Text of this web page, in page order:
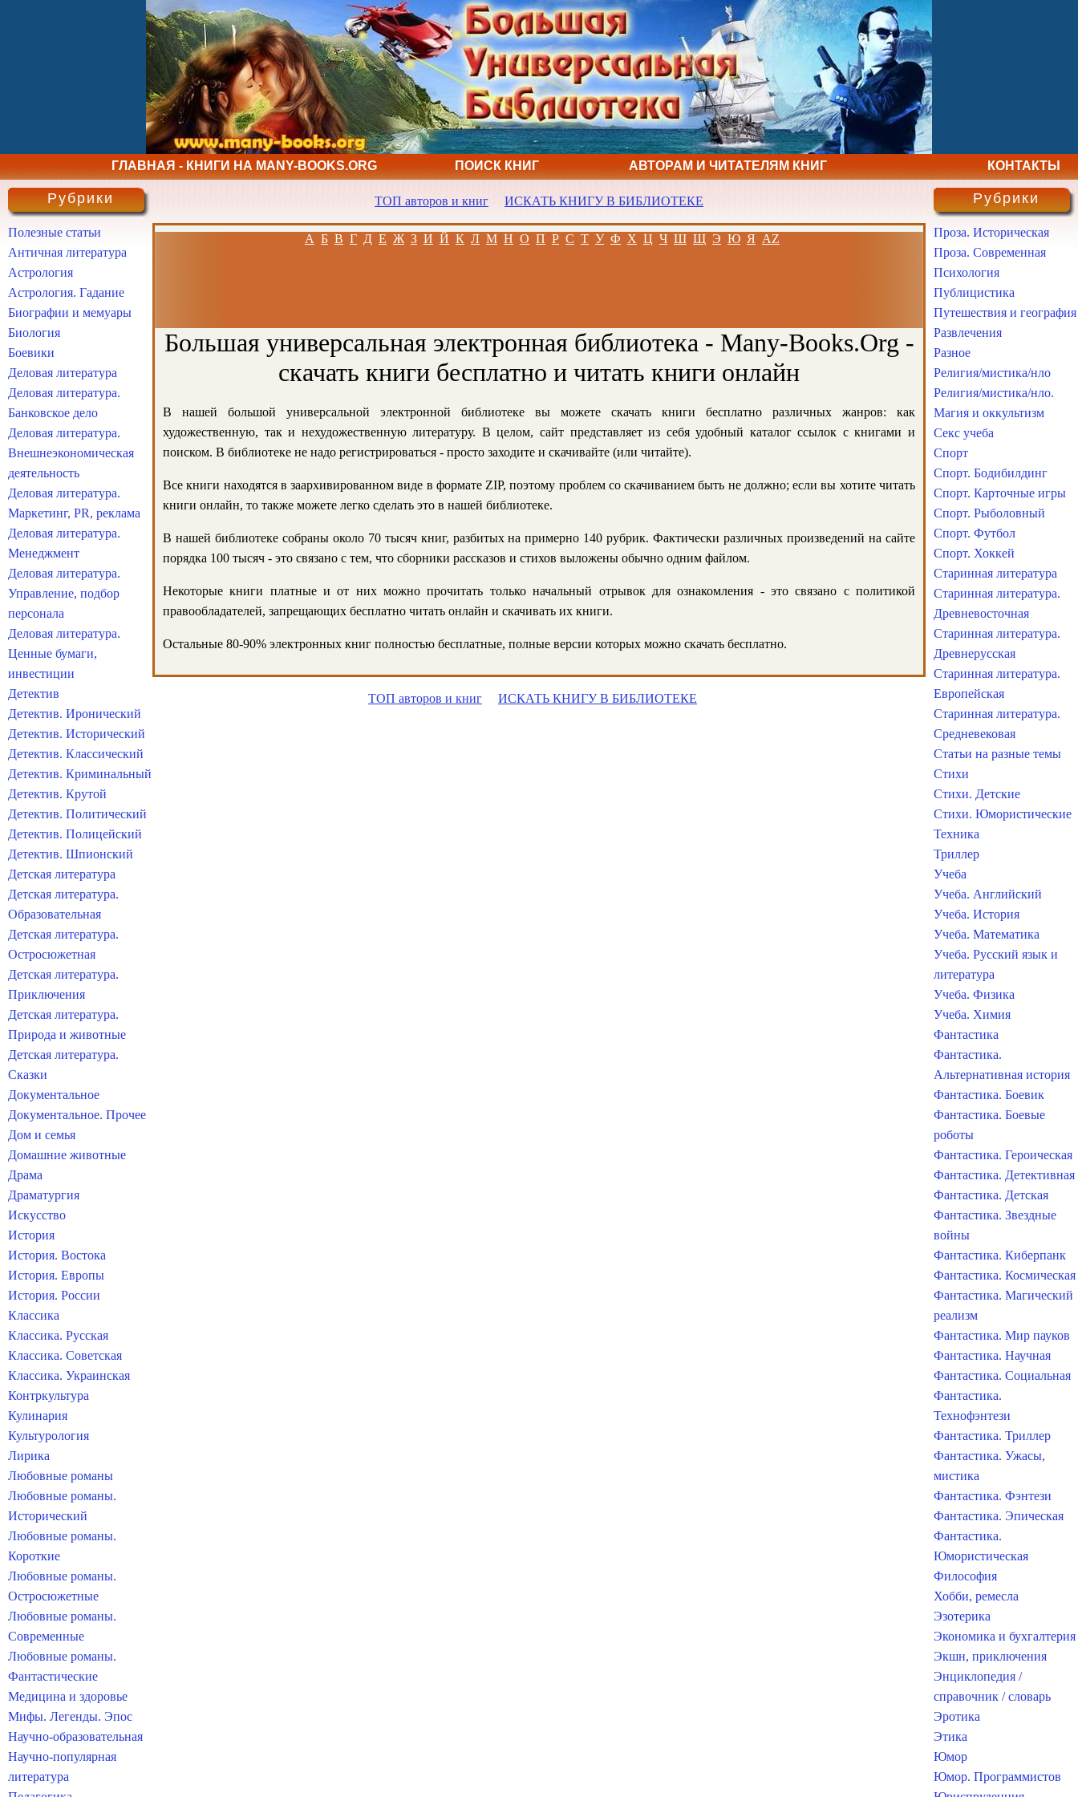
ГЛАВНАЯ - КНИГИ НА MANY-BOOKS.ORG ПОИСК КНИГ АВТОРАМ И ЧИТАТЕЛЯМ КНИГ КОНТАКТЫ
ТОП авторов и книг ИСКАТЬ КНИГУ В БИБЛИОТЕКЕ
А Б В Г Д Е Ж З И Й К Л М Н О П Р С Т У Ф Х Ц Ч Ш Щ Э Ю Я AZ
Большая универсальная электронная библиотека - Many-Books.Org -
скачать книги бесплатно и читать книги онлайн
В нашей большой универсальной электронной библиотеке вы можете скачать книги бесплатно различных жанров: как
художественную, так и нехудожественную литературу. В целом, сайт представляет из себя удобный каталог ссылок с книгами и
поиском. В библиотеке не надо регистрироваться - просто заходите и скачивайте (или читайте).
Все книги находятся в заархивированном виде в формате ZIP, поэтому проблем со скачиванием быть не должно; если вы хотите читать
книги онлайн, то также можете легко сделать это в нашей библиотеке.
В нашей библиотеке собраны около 70 тысяч книг, разбитых на примерно 140 рубрик. Фактически различных произведений на сайте
порядка 100 тысяч - это связано с тем, что сборники рассказов и стихов выложены обычно одним файлом.
Некоторые книги платные и от них можно прочитать только начальный отрывок для ознакомления - это связано с политикой
правообладателей, запрещающих бесплатно читать онлайн и скачивать их книги.
Остальные 80-90% электронных книг полностью бесплатные, полные версии которых можно скачать бесплатно.
ТОП авторов и книг ИСКАТЬ КНИГУ В БИБЛИОТЕКЕ
Рубрики
Полезные статьи
Античная литература
Астрология
Астрология. Гадание
Биографии и мемуары
Биология
Боевики
Деловая литература
Деловая литература.
Банковское дело
Деловая литература.
Внешнеэкономическая
деятельность
Деловая литература.
Маркетинг, PR, реклама
Деловая литература.
Менеджмент
Деловая литература.
Управление, подбор
персонала
Деловая литература.
Ценные бумаги,
инвестиции
Детектив
Детектив. Иронический
Детектив. Исторический
Детектив. Классический
Детектив. Криминальный
Детектив. Крутой
Детектив. Политический
Детектив. Полицейский
Детектив. Шпионский
Детская литература
Детская литература.
Образовательная
Детская литература.
Остросюжетная
Детская литература.
Приключения
Детская литература.
Природа и животные
Детская литература.
Сказки
Документальное
Документальное. Прочее
Дом и семья
Домашние животные
Драма
Драматургия
Искусство
История
История. Востока
История. Европы
История. России
Классика
Классика. Русская
Классика. Советская
Классика. Украинская
Контркультура
Кулинария
Культурология
Лирика
Любовные романы
Любовные романы.
Исторический
Любовные романы.
Короткие
Любовные романы.
Остросюжетные
Любовные романы.
Современные
Любовные романы.
Фантастические
Медицина и здоровье
Мифы. Легенды. Эпос
Научно-образовательная
Научно-популярная
литература
Рубрики
Проза. Историческая
Проза. Современная
Психология
Публицистика
Путешествия и география
Развлечения
Разное
Религия/мистика/нло
Религия/мистика/нло.
Магия и оккультизм
Секс учеба
Спорт
Спорт. Бодибилдинг
Спорт. Карточные игры
Спорт. Рыболовный
Спорт. Футбол
Спорт. Хоккей
Старинная литература
Старинная литература.
Древневосточная
Старинная литература.
Древнерусская
Старинная литература.
Европейская
Старинная литература.
Средневековая
Статьи на разные темы
Стихи
Стихи. Детские
Стихи. Юмористические
Техника
Триллер
Учеба
Учеба. Английский
Учеба. История
Учеба. Математика
Учеба. Русский язык и
литература
Учеба. Физика
Учеба. Химия
Фантастика
Фантастика.
Альтернативная история
Фантастика. Боевик
Фантастика. Боевые
роботы
Фантастика. Героическая
Фантастика. Детективная
Фантастика. Детская
Фантастика. Звездные
войны
Фантастика. Киберпанк
Фантастика. Космическая
Фантастика. Магический
реализм
Фантастика. Мир пауков
Фантастика. Научная
Фантастика. Социальная
Фантастика.
Технофэнтези
Фантастика. Триллер
Фантастика. Ужасы,
мистика
Фантастика. Фэнтези
Фантастика. Эпическая
Фантастика.
Юмористическая
Философия
Хобби, ремесла
Эзотерика
Экономика и бухгалтерия
Экшн, приключения
Энциклопедия /
справочник / словарь
Эротика
Этика
Юмор
Юмор. Программистов